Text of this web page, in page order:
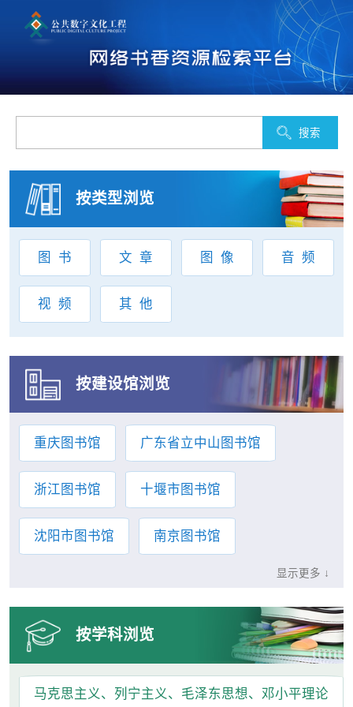
按类型浏览
图书 文章 图像 音频
视频 其他
按建设馆浏览
重庆图书馆 广东省立中山图书馆
浙江图书馆 十堰市图书馆
沈阳市图书馆 南京图书馆
湖北省图书馆
河北省图书馆 许昌市图书馆
显示更多 ↓
按学科浏览
马克思主义、列宁主义、毛泽东思想、邓小平理论